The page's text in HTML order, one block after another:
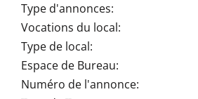
Type d'annonces:
Vocations du local:
Type de local:
Espace de Bureau:
Numéro de l'annonce: